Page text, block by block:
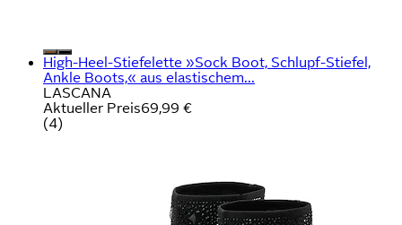
High-Heel-Stiefelette »Sock Boot, Schlupf-Stiefel,
Ankle Boots,« aus elastischem...
LASCANA
Aktueller Preis69,99 €
(4)